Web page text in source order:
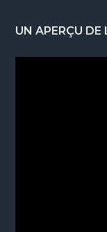
UN APERÇU DE